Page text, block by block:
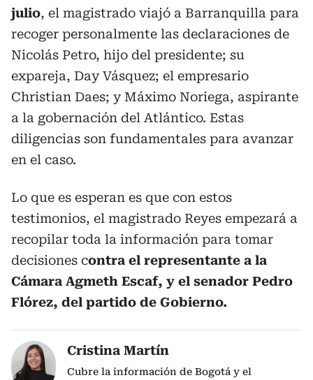
julio, el magistrado viajó a Barranquilla para
recoger personalmente las declaraciones de
Nicolás Petro, hijo del presidente; su
expareja, Day Vásquez; el empresario
Christian Daes; y Máximo Noriega, aspirante
a la gobernación del Atlántico. Estas
diligencias son fundamentales para avanzar
en el caso.
Lo que es esperan es que con estos
testimonios, el magistrado Reyes empezará a
recopilar toda la información para tomar
decisiones contra el representante a la
Cámara Agmeth Escaf, y el senador Pedro
Flórez, del partido de Gobierno.
Cristina Martín
Cubre la información de Bogotá y el